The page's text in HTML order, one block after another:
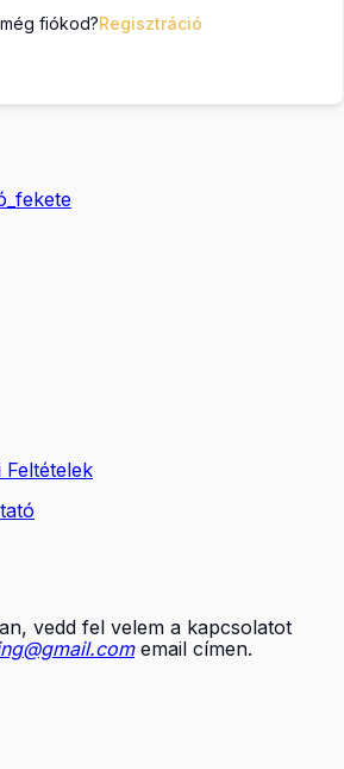
fiókod?Regisztráció
vedd fel velem a kapcsolatot
email címen.